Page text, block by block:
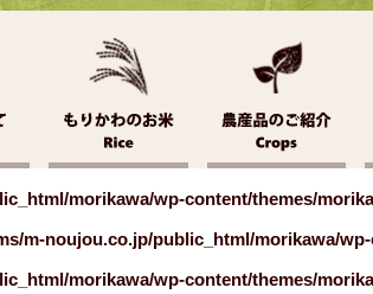
morikawa/wp-content/themes/
m-noujou.co.jp/public_html/morikawa/
morikawa/wp-content/themes/